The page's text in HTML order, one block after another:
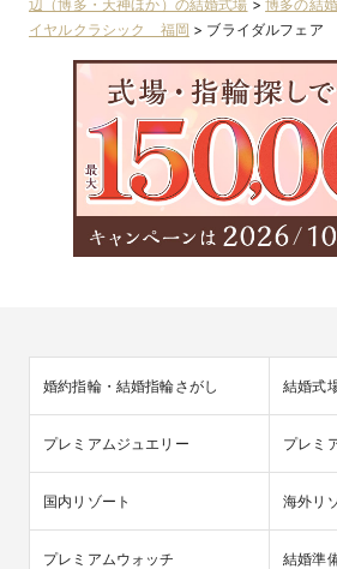
辺（博多・天神ほか）の結婚式場 >博多の結
イヤルクラシック 福岡 > ブライダルフェア
婚約指輪・結婚指輪さがし 結婚式
プレミアムジュエリー プレミ
国内リゾート 海外リ
プレミアムウォッチ 結婚準